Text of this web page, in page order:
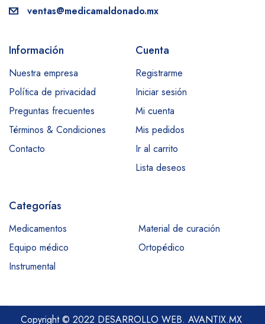
ventas@medicamaldonado.mx
Información
Nuestra empresa
Política de privacidad
Preguntas frecuentes
Términos & Condiciones
Contacto
Cuenta
Registrarme
Iniciar sesión
Mi cuenta
Mis pedidos
Ir al carrito
Lista deseos
Categorías
Medicamentos
Material de curación
Equipo médico
Ortopédico
Instrumental
Copyright © 2022 DESARROLLO WEB. AVANTIX.MX